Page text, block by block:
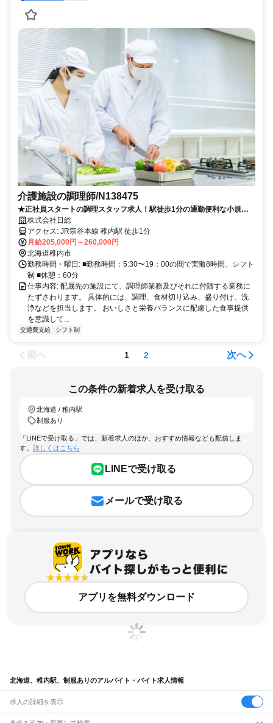
介護施設の調理師/N138475
★正社員スタートの調理スタッフ求人！駅徒歩1分の通勤便利な小規模
介護施設が勤務先です＜月給20万円以上、給与相談OK！＞
株式会社日総
アクセス: JR宗谷本線 稚内駅 徒歩1分
月給205,000円～260,000円
北海道稚内市
勤務時間・曜日: ■勤務時間：5:30〜19：00の間で実働8時間、シフト
制 ■休憩：60分
仕事内容: 配属先の施設にて、調理師業務及びそれに付随する業務に
たずさわります。 具体的には、調理、食材切り込み、盛り付け、洗
浄などを担当します。 おいしさと栄養バランスに配慮した食事提供
を意識して...
交通費支給 シフト制
前へ 1 2 次へ
この条件の新着求人を受け取る
北海道 / 稚内駅
制服あり
「LINEで受け取る」では、新着求人のほか、おすすめ情報なども配信しま
す。 詳しくはこちら
LINEで受け取る
メールで受け取る
アプリを無料ダウンロード
北海道、稚内駅、制服ありのアルバイト・バイト求人情報
求人の詳細を表示